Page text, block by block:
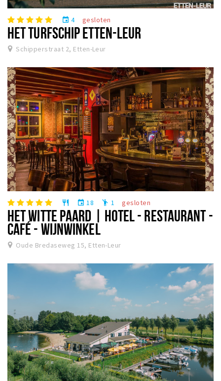
event 4 gesloten
HET TURFSCHIP ETTEN-LEUR
Schipperstraat 2, Etten-Leur
restaurant event 18 emoji_people 1 gesloten
HET WITTE PAARD | HOTEL - RESTAURANT -
CAFÉ - WIJNWINKEL
Oude Bredaseweg 15, Etten-Leur